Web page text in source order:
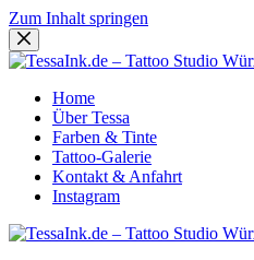
Zum Inhalt springen
Home
Über Tessa
Farben & Tinte
Tattoo-Galerie
Kontakt & Anfahrt
Instagram